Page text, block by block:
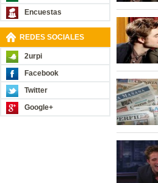
Encuestas
REDES SOCIALES
2urpi
Facebook
Twitter
Google+